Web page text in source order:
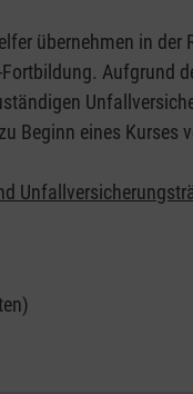
übernehmen in
Aufgrund
Beginn eines Kurses